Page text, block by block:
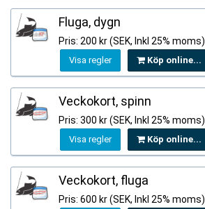
Fluga, dygn
Pris: 200 kr (SEK, Inkl 25% moms)
Visa regler Köp online...
Veckokort, spinn
Pris: 300 kr (SEK, Inkl 25% moms)
Visa regler Köp online...
Veckokort, fluga
Pris: 600 kr (SEK, Inkl 25% moms)